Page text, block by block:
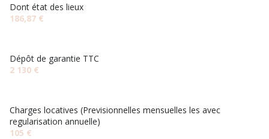
Dont état des lieux
186,87 €
Dépôt de garantie TTC
2 130 €
Charges locatives (Previsionnelles mensuelles les avec
regularisation annuelle)
105 €